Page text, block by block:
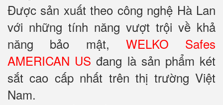
Được sản xuất theo công nghệ Hà Lan
với những tính năng vượt trội về khả
năng bảo mật, WELKO Safes
AMERICAN US đang là sản phẩm két
sắt cao cấp nhất trên thị trường Việt
Nam.